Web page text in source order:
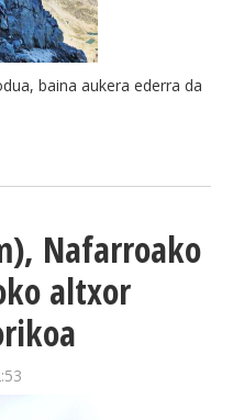
baina aukera ederra da
Nafarroako
altxor